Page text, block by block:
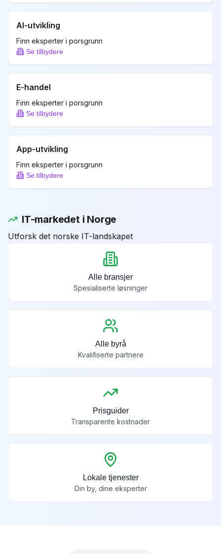
AI-utvikling
Finn eksperter i porsgrunn
Se tilbydere
E-handel
Finn eksperter i porsgrunn
Se tilbydere
App-utvikling
Finn eksperter i porsgrunn
Se tilbydere
IT-markedet i Norge
Utforsk det norske IT-landskapet
Alle bransjer
Spesialiserte løsninger
Alle byrå
Kvalifiserte partnere
Prisguider
Transparente kostnader
Lokale tjenester
Din by, dine eksperter